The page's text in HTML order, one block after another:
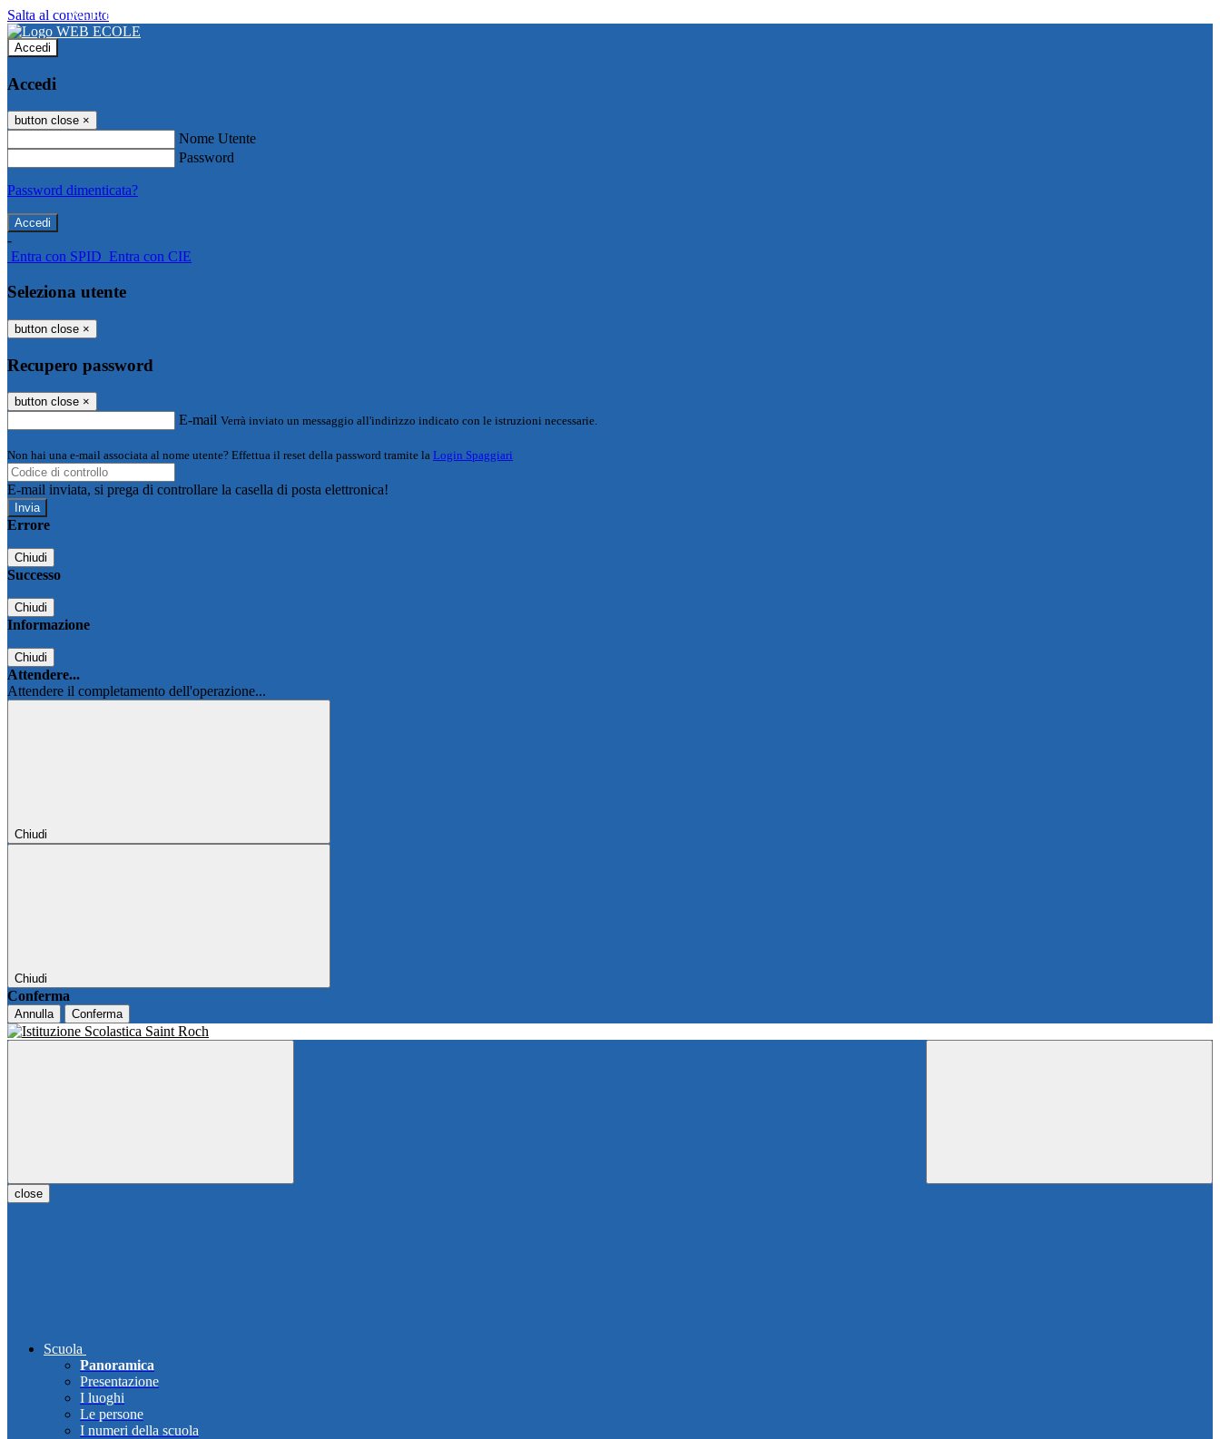
Salta al contenuto
WEB ECOLE
Accedi
Accedi
button close ×
Nome Utente
Password
Password dimenticata?
-
Entra con SPID Entra con CIE
Seleziona utente
button close ×
Recupero password
button close ×
E-mail Verrà inviato un messaggio all'indirizzo indicato con le istruzioni necessarie.
Non hai una e-mail associata al nome utente? Effettua il reset della password tramite la Login Spaggiari
E-mail inviata, si prega di controllare la casella di posta elettronica!
Errore
Chiudi
Successo
Chiudi
Informazione
Chiudi
Attendere...
Attendere il completamento dell'operazione...
Chiudi
Chiudi
Conferma
Annulla Conferma
close
Scuola
Panoramica
Presentazione
I luoghi
Le persone
I numeri della scuola